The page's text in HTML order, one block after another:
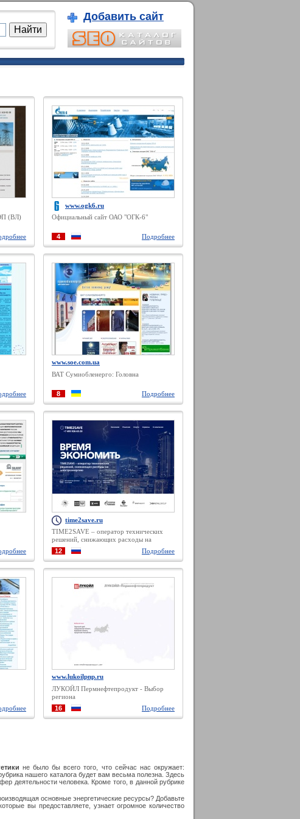
Добавить сайт
(ВЛ)
www.ogk6.ru
Официальный сайт ОАО "ОГК-6"
4 Подробнее
www.soe.com.ua
ВАТ Сумиобленерго: Головна
8 Подробнее
time2save.ru
TIME2SAVE – оператор технических
решений, снижающих расходы на
электроэнергию
12 Подробнее
www.lukoilpnp.ru
ЛУКОЙЛ Пермнефтепродукт - Выбор
региона
16
Подробнее
не было бы всего того, что сейчас нас окружает:
нашего каталога будет вам весьма полезна. Здесь
деятельности человека. Кроме того, в данной рубрике
основные энергетические ресурсы? Добавьте
вы предоставляете, узнает огромное количество